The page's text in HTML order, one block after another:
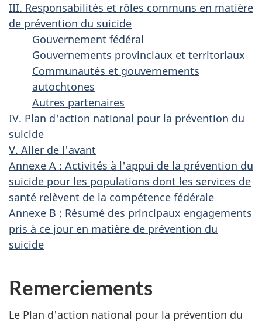
III. Responsabilités et rôles communs en matière
de prévention du suicide
Gouvernement fédéral
Gouvernements provinciaux et territoriaux
Communautés et gouvernements
autochtones
Autres partenaires
IV. Plan d'action national pour la prévention du
suicide
V. Aller de l'avant
Annexe A : Activités à l'appui de la prévention du
suicide pour les populations dont les services de
santé relèvent de la compétence fédérale
Annexe B : Résumé des principaux engagements
pris à ce jour en matière de prévention du
suicide
Remerciements
Le Plan d'action national pour la prévention du